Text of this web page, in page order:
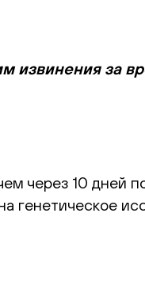
извинения за
через 10 дней
генетическое